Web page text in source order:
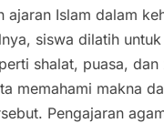
ajaran Islam dalam
siswa dilatih
shalat, puasa,
memahami makna
Pengajaran